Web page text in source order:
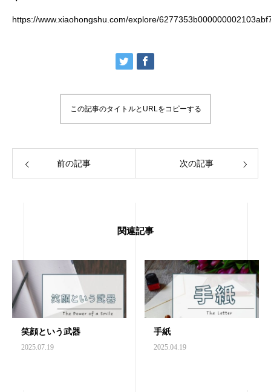
https://www.xiaohongshu.com/explore/
この記事のタイトルとURLをコピーする
前の記事 次の記事
関連記事
笑顔という武器
2025.07.19
手紙
2025.04.19